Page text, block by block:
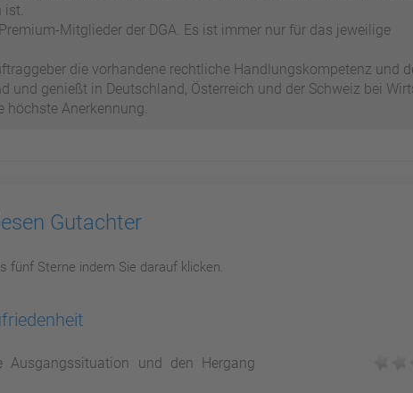
ist.
Mitglieder der DGA. Es ist immer nur für das jeweilige
die vorhandene rechtliche Handlungskompetenz und
und genießt in Deutschland, Österreich und der Schweiz bei
höchste Anerkennung.
Gutachter
fünf Sterne indem Sie darauf klicken.
Ausgangssituation und den Hergang